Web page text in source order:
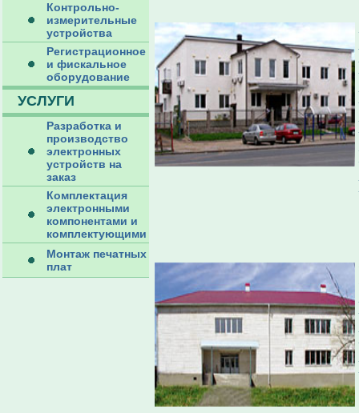
Контрольно-
измерительные
устройства
Регистрационное
и фискальное
оборудование
УСЛУГИ
Разработка и
производство
электронных
устройств на
заказ
Комплектация
электронными
компонентами и
комплектующими
Монтаж печатных
плат